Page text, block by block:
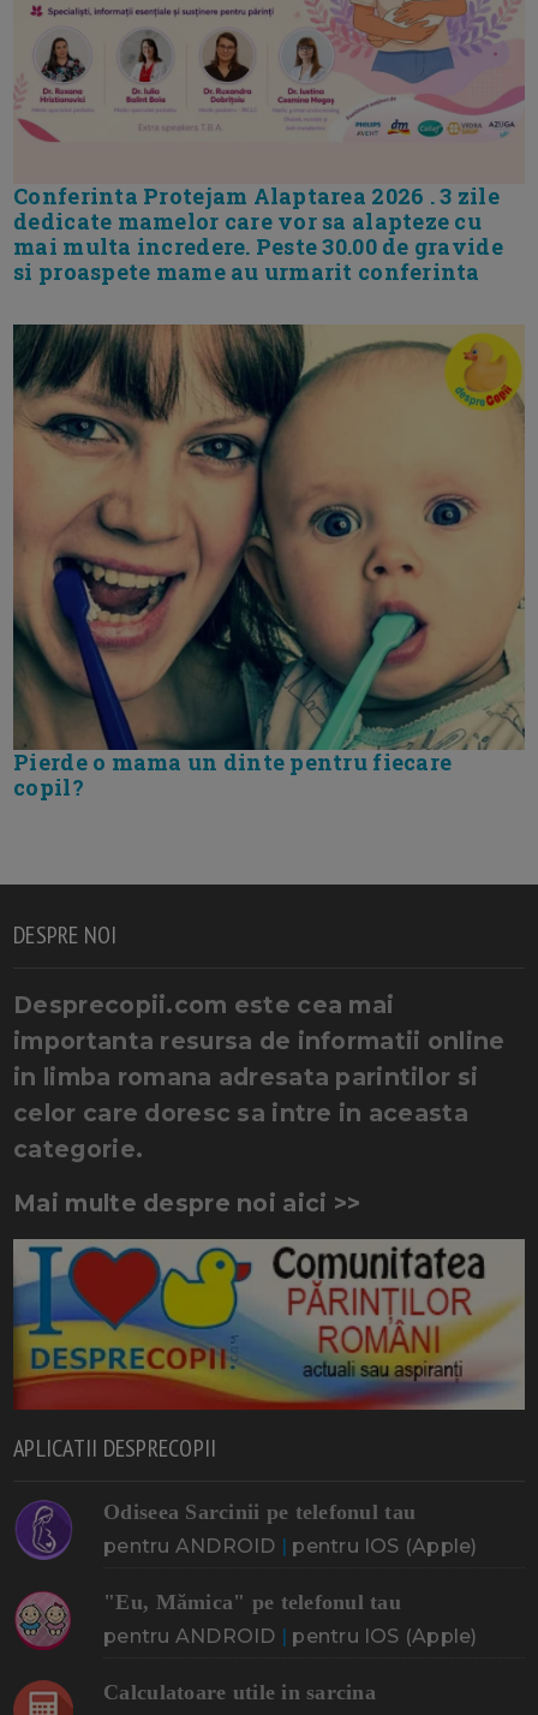
Conferinta Protejam Alaptarea 2026 . 3 zile
dedicate mamelor care vor sa alapteze cu
mai multa incredere. Peste 30.00 de gravide
si proaspete mame au urmarit conferinta
Pierde o mama un dinte pentru fiecare
copil?
DESPRE NOI
Desprecopii.com este cea mai
importanta resursa de informatii online
in limba romana adresata parintilor si
celor care doresc sa intre in aceasta
categorie.
Mai multe despre noi aici >>
APLICATII DESPRECOPII
Odiseea Sarcinii pe telefonul tau
pentru ANDROID | pentru IOS (Apple)
"Eu, Mămica" pe telefonul tau
pentru ANDROID | pentru IOS (Apple)
Calculatoare utile in sarcina